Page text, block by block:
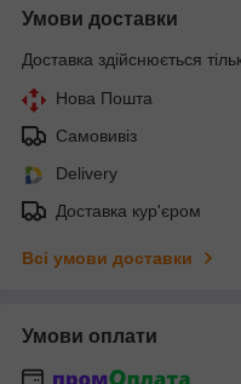
Умови доставки
Доставка здійснюється
Нова Пошта
Самовивіз
Delivery
Доставка кур'єром
Всі умови доставки
Умови оплати